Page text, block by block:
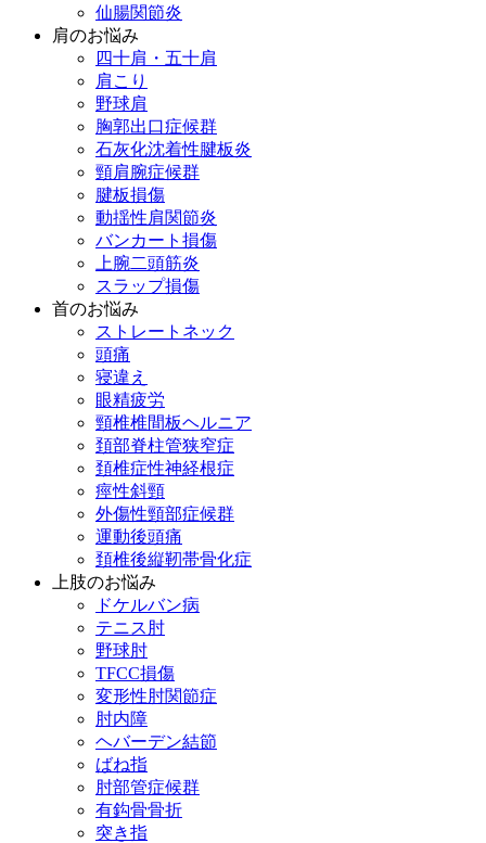
仙腸関節炎
肩のお悩み
四十肩・五十肩
肩こり
野球肩
胸郭出口症候群
石灰化沈着性腱板炎
頸肩腕症候群
腱板損傷
動揺性肩関節炎
バンカート損傷
上腕二頭筋炎
スラップ損傷
首のお悩み
ストレートネック
頭痛
寝違え
眼精疲労
頸椎椎間板ヘルニア
頚部脊柱管狭窄症
頚椎症性神経根症
痙性斜頸
外傷性頸部症候群
運動後頭痛
頚椎後縦靭帯骨化症
上肢のお悩み
ドケルバン病
テニス肘
野球肘
TFCC損傷
変形性肘関節症
肘内障
ヘバーデン結節
ばね指
肘部管症候群
有鈎骨骨折
突き指